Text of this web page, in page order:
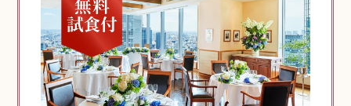
TOKIWAKEプラン
相談カウンター
神社結婚式のいろいろ